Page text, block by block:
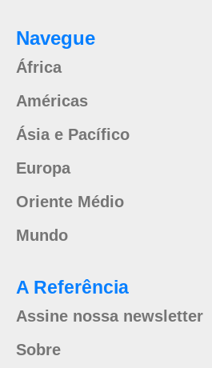
Navegue
África
Américas
Ásia e Pacífico
Europa
Oriente Médio
Mundo
A Referência
Assine nossa newsletter
Sobre